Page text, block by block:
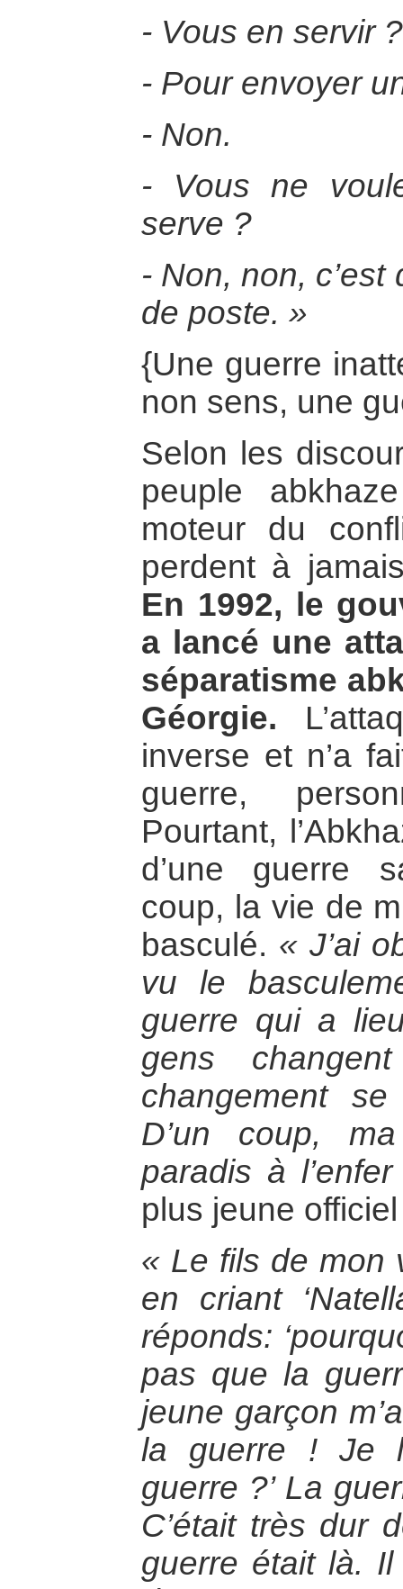
- Vous en servir
- Pour envoyer
- Non.
- Vous ne
serve ?
- Non, non, c’est
de poste. »
{Une guerre
non sens, une
Selon les
peuple
moteur du
perdent à
En 1992, le
a lancé une
séparatisme
Géorgie.
inverse et n’a
guerre,
Pourtant,
d’une guerre
coup, la vie de
basculé. « J’ai
vu le
guerre qui a
gens
changement
D’un coup,
paradis à
plus jeune
« Le fils de mon
en criant
réponds:
pas que la
jeune garçon
la guerre ! Je
guerre ?’ La
C’était très dur
guerre était là.